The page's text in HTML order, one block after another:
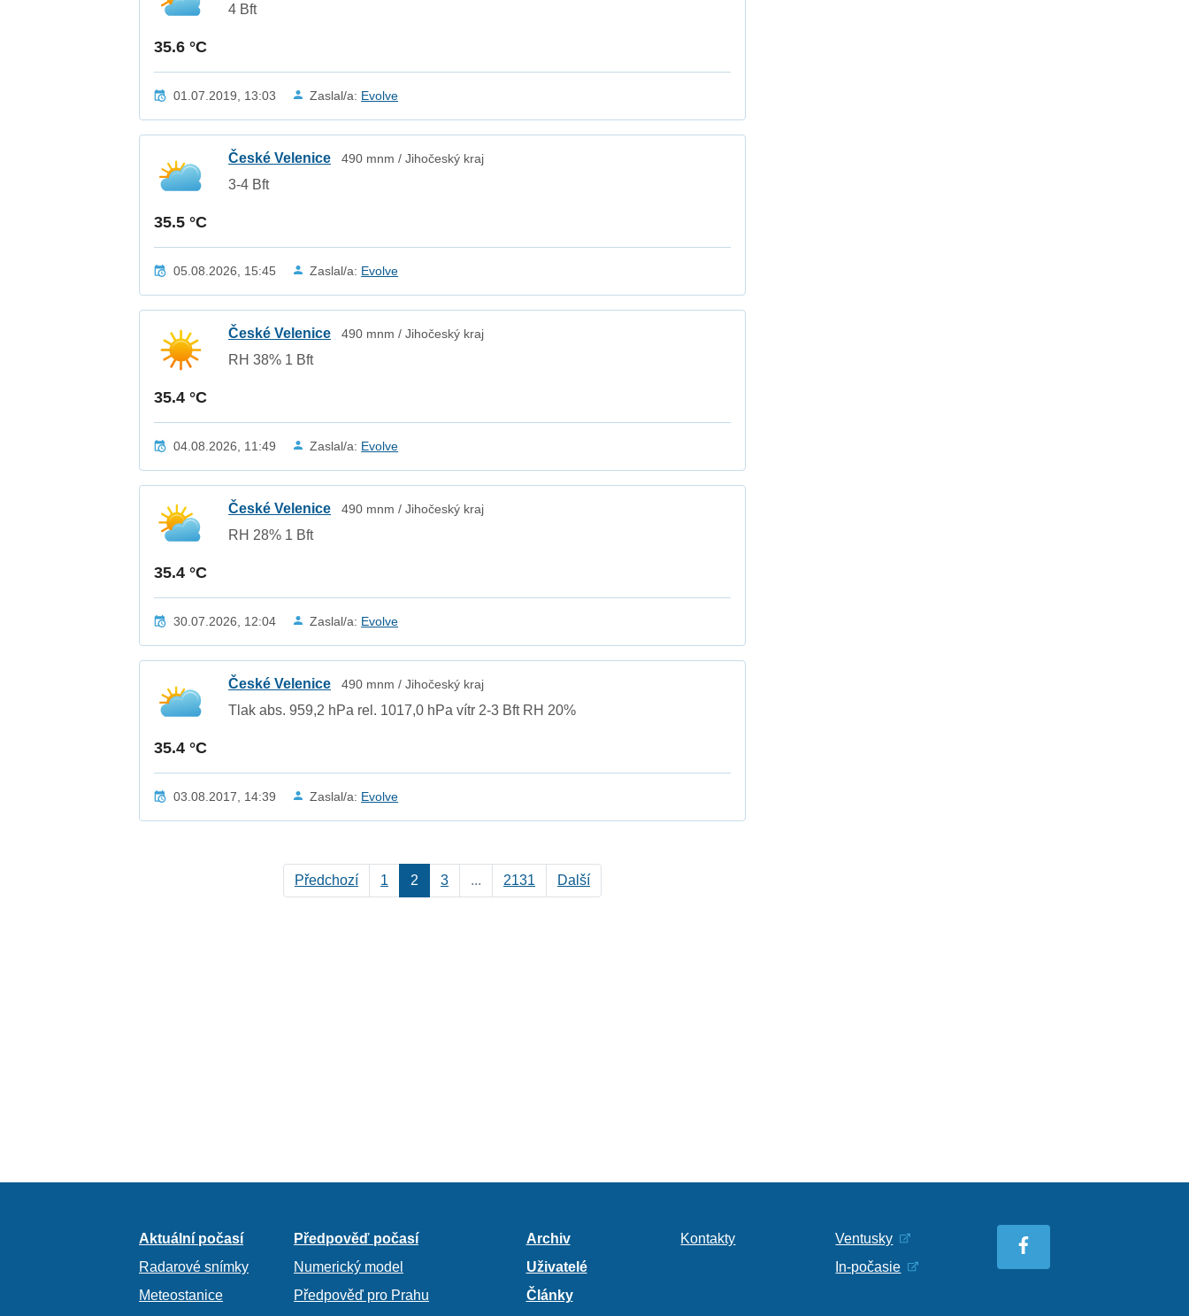
35.6 °C
4 Bft
01.07.2019, 13:03 Zaslal/a: Evolve
35.5 °C
České Velenice 490 mnm / Jihočeský kraj
3-4 Bft
05.08.2026, 15:45 Zaslal/a: Evolve
35.4 °C
České Velenice 490 mnm / Jihočeský kraj
RH 38% 1 Bft
04.08.2026, 11:49 Zaslal/a: Evolve
35.4 °C
České Velenice 490 mnm / Jihočeský kraj
RH 28% 1 Bft
30.07.2026, 12:04 Zaslal/a: Evolve
35.4 °C
České Velenice 490 mnm / Jihočeský kraj
Tlak abs. 959,2 hPa rel. 1017,0 hPa vítr 2-3 Bft RH 20%
03.08.2017, 14:39 Zaslal/a: Evolve
Předchozí 1 2 3 ... 2131 Další
Aktuální počasí
Radarové snímky
Meteostanice
Předpověď počasí
Numerický model
Předpověď pro Prahu
Archiv
Uživatelé
Články
Kontakty
Ventusky
In-počasie